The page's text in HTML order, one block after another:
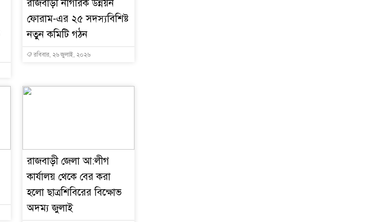
রাজবাড়ী নাগরিক উন্নয়ন
ফোরাম-এর ২৫ সদস্যবিশিষ্ট
নতুন কমিটি গঠন
রবিবার, ২৬ জুলাই, ২০২৬
রাজবাড়ী জেলা আ:লীগ
কার্যালয় থেকে বের করা
হলো ছাত্রশিবিরের বিক্ষোভ
অদম্য জুলাই